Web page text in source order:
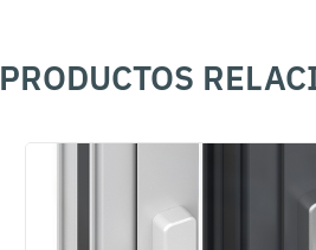
PRODUCTOS